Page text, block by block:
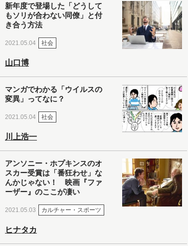
新年度で登場した「どうして
もソリが合わない同僚」と付
き合う方法
2021.05.04 社会
山口博
マンガでわかる「ウイルスの
変異」ってなに？
2021.05.04 社会
川上浩一
アンソニー・ホプキンスのオ
スカー受賞は「番狂わせ」な
んかじゃない！ 映画『ファ
ーザー』のここが凄い
2021.05.03 カルチャー・スポーツ
ヒナタカ